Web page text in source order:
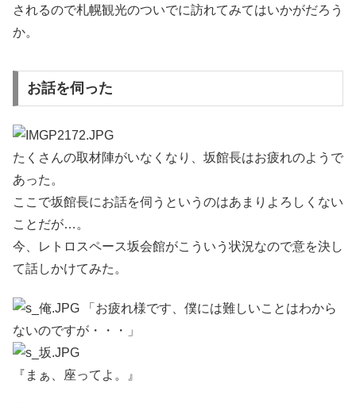
されるので札幌観光のついでに訪れてみてはいかがだろう
か。
お話を伺った
たくさんの取材陣がいなくなり、坂館長はお疲れのようで
あった。
ここで坂館長にお話を伺うというのはあまりよろしくない
ことだが…。
今、レトロスペース坂会館がこういう状況なので意を決し
て話しかけてみた。
「お疲れ様です、僕には難しいことはわから
ないのですが・・・」
『まぁ、座ってよ。』